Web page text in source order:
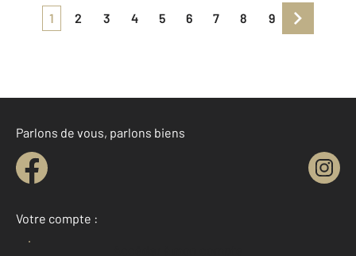
1 2 3 4 5 6 7 8 9
Parlons de vous, parlons biens
Votre compte :